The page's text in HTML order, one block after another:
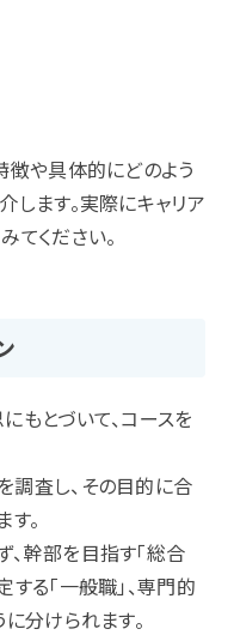
徴や具体的にどのよう
します。実際にキャリア
てください。
もとづいて、コースを
査し、その目的に合
。
幹部を目指す「総合
る「一般職」、専門的
分けられます。